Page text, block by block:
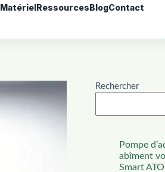
MatérielRessourcesBlogContact
Rechercher
Pompe
abîment
Smart